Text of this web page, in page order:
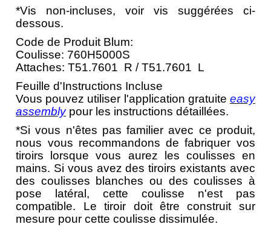
*Vis non-incluses, voir vis suggérées ci-
dessous.
Code de Produit Blum:
Coulisse: 760H5000S
Attaches: T51.7601 R / T51.7601 L
Feuille d'Instructions Incluse
Vous pouvez utiliser l'application gratuite easy
assembly pour les instructions détaillées.
*Si vous n'êtes pas familier avec ce produit,
nous vous recommandons de fabriquer vos
tiroirs lorsque vous aurez les coulisses en
mains. Si vous avez des tiroirs existants avec
des coulisses blanches ou des coulisses à
pose latéral, cette coulisse n'est pas
compatible. Le tiroir doit être construit sur
mesure pour cette coulisse dissimulée.